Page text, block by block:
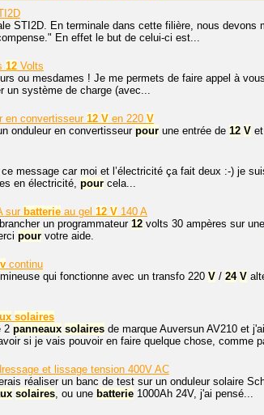
STI2D. En terminale dans cette filière, nous devons
En effet le but de celui-ci est...
12 Volts
ou mesdames ! Je me permets de faire appel à
un système de charge (avec...
en convertisseur12 V en 220 V
onduleur en convertisseurpour une entrée de 12 V
message car moi et l’électricité ça fait deux :-) je
en électricité, pour cela...
sur batterie au gel 12 V 140 A
un programmateur 12 volts 30 ampères sur une
pour votre aide.
v continu
qui fonctionne avec un transfo 220 V / 24 V
solaires
2 panneaux solaires de marque Auversun AV210 et
si je vais pouvoir en faire quelque chose, comme
et lissage tension 400V AC
réaliser un banc de test sur un onduleur solaire
solaires, ou une batterie 1000Ah 24V, j'ai pensé...